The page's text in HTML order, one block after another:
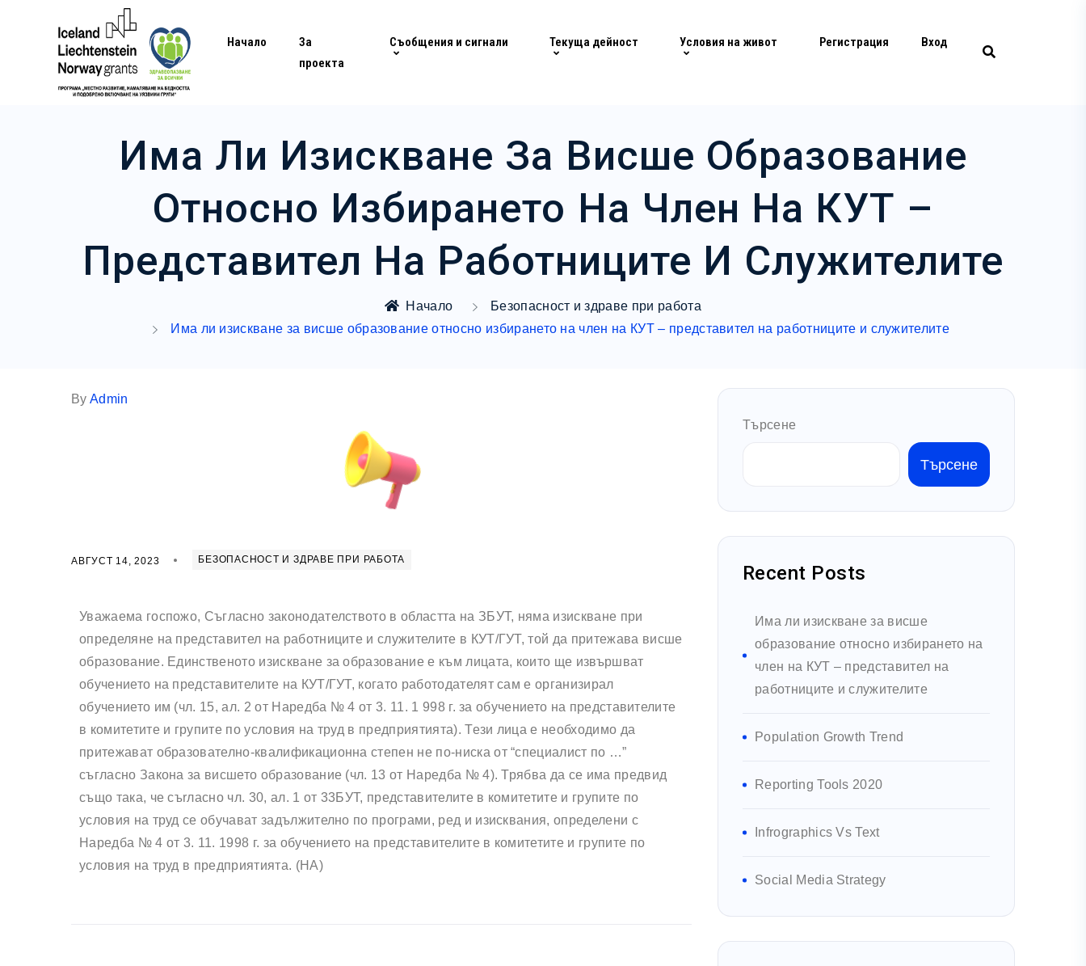
Начало
За
проекта
Съобщения и сигнали Текуща дейност Условия на живот Регистрация Вход
Има Ли Изискване За Висше Образование
Относно Избирането На Член На КУТ –
Представител На Работниците И Служителите
Начало
Безопасност и здраве при работа
Има ли изискване за висше образование относно избирането на член на КУТ – представител на работниците и служителите
By Admin
АВГУСТ 14, 2023 БЕЗОПАСНОСТ И ЗДРАВЕ ПРИ РАБОТА
Уважаема госпожо, Съгласно законодателството в областта на ЗБУТ, няма изискване при
определяне на представител на работниците и служителите в КУТ/ГУТ, той да притежава висше
образование. Единственото изискване за образование е към лицата, които ще извършват
обучението на представителите на КУТ/ГУТ, когато работодателят сам е организирал
обучението им (чл. 15, ал. 2 от Наредба № 4 от 3. 11. 1 998 г. за обучението на представителите
в комитетите и групите по условия на труд в предприятията). Тези лица е необходимо да
притежават образователно-квалификационна степен не по-ниска от “специалист по …”
съгласно Закона за висшето образование (чл. 13 от Наредба № 4). Трябва да се има предвид
също така, че съrласно чл. 30, ал. 1 от 33БУТ, представителите в комитетите и групите по
условия на труд се обучават задължително по програми, ред и изисквания, определени с
Наредба № 4 от 3. 11. 1998 г. за обучението на представителите в комитетите и групите по
условия на труд в предприятията. (НА)
Търсене
Търсене
Recent Posts
Има ли изискване за висше
образование относно избирането на
член на КУТ – представител на
работниците и служителите
Population Growth Trend
Reporting Tools 2020
Infrographics Vs Text
Social Media Strategy